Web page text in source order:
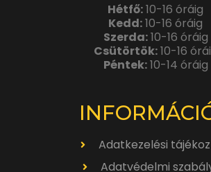
Hétfő:10-16 óráig
Kedd:10-16 óráig
Szerda:10-16 óráig
Csütörtök:10-16
Péntek:10-14 óráig
Adatkezelési
Adatvédelmi